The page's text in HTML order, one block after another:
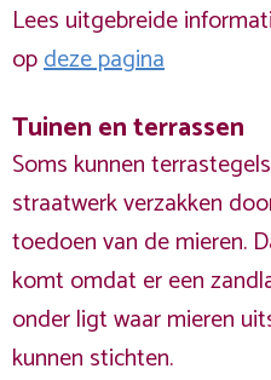
Lees uitgebreide
opdeze pagina
Tuinen en terrassen
Soms kunnen
straatwerk verzakken
toedoen van de mieren.
komt omdat er een
onder ligt waar mieren
kunnen stichten.